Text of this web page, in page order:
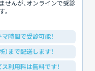
せんが、オンラインで受診
。
時間で受診可能！
）まで配送します！
利用料は無料です！